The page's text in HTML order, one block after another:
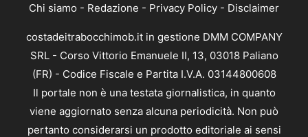
Chi siamo - Redazione - Privacy Policy - Disclaimer
costadeitrabocchimob.it in gestione DMM COMPANY
SRL - Corso Vittorio Emanuele II, 13, 03018 Paliano
(FR) - Codice Fiscale e Partita I.V.A. 03144800608
Il portale non è una testata giornalistica, in quanto
viene aggiornato senza alcuna periodicità. Non può
pertanto considerarsi un prodotto editoriale ai sensi